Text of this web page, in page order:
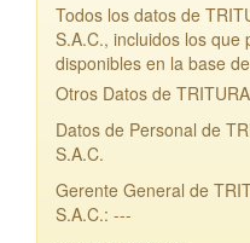
Todos los datos de
S.A.C., incluidos los que
disponibles en la base
Otros Datos de
Datos de Personal de
S.A.C.
Gerente General de
S.A.C.: ---